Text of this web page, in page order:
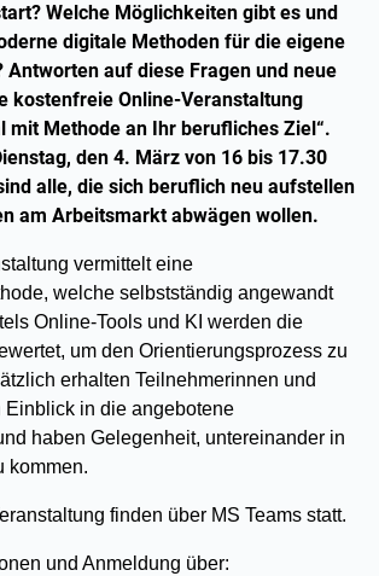
Welche Möglichkeiten gibt es und
digitale Methoden für die eigene
Antworten auf diese Fragen und neue
kostenfreie Online-Veranstaltung
mit Methode an Ihr berufliches Ziel“.
den 4. März von 16 bis 17.30
alle, die sich beruflich neu aufstellen
am Arbeitsmarkt abwägen wollen.
vermittelt eine
welche selbstständig angewandt
Online-Tools und KI werden die
um den Orientierungsprozess zu
erhalten Teilnehmerinnen und
Einblick in die angebotene
haben Gelegenheit, untereinander in
kommen.
finden über MS Teams statt.
und Anmeldung über: